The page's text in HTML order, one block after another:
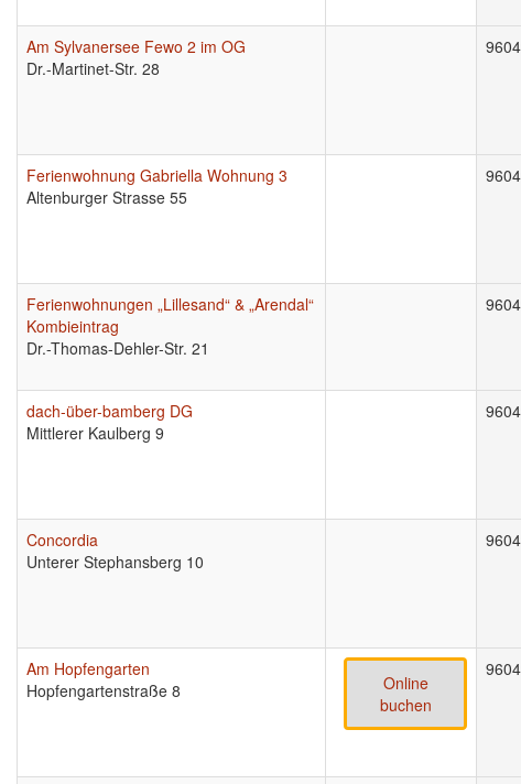
Am Sylvanersee Fewo 2 im OG
Dr.-Martinet-Str. 28
Ferienwohnung Gabriella Wohnung 3
Altenburger Strasse 55
Ferienwohnungen „Lillesand“ & „Arendal“
Kombieintrag
Dr.-Thomas-Dehler-Str. 21
dach-über-bamberg DG
Mittlerer Kaulberg 9
Concordia
Unterer Stephansberg 10
Am Hopfengarten
Hopfengartenstraße 8
Online
buchen